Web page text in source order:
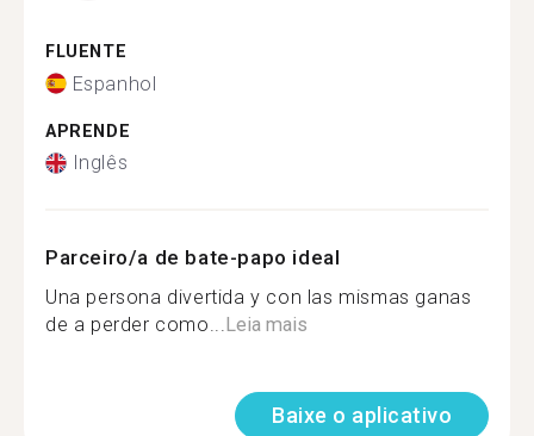
FLUENTE
Espanhol
APRENDE
Inglês
Parceiro/a de bate-papo ideal
Una persona divertida y con las mismas ganas
de a perder como...Leia mais
Baixe o aplicativo